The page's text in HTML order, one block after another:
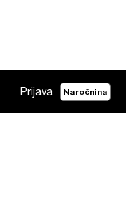
Prijava Naročnina